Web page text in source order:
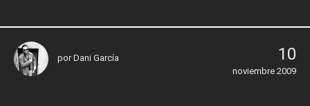
porDani García 10
noviembre 2009